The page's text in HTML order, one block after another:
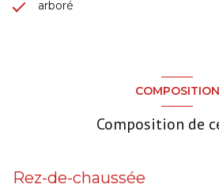
arboré
COMPOSITION
Composition de
Rez-de-chaussée